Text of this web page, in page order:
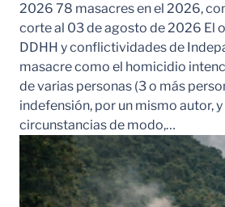
2026 78 masacres en el 2026,
corte al 03 de agosto de 2026 El
DDHH y conflictividades de
masacre como el homicidio
de varias personas (3 o más
indefensión, por un mismo autor,
circunstancias de modo,…